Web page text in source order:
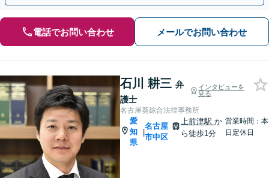
電話でお問い合わせ メールでお問い合わせ
石川 耕三 弁
護士
インタビューを
見る
名古屋葵綜合法律事務所
愛
知
県
|
名古屋
市中区
上前津駅か
ら徒歩1分
営業時間：本
日定休日